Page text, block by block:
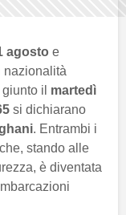
agosto e
nazionalità
il martedì
si dichiarano
. Entrambi i
stando alle
è diventata